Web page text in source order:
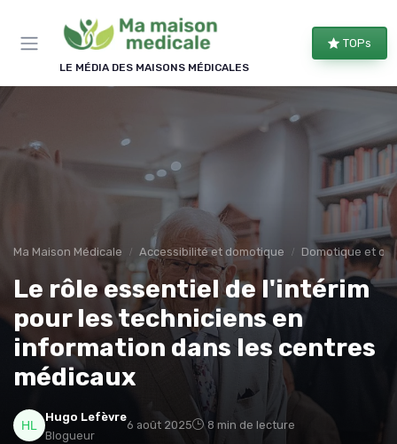
LE MÉDIA DES MAISONS MÉDICALES
TOPs
Ma Maison Médicale Accessibilité et domotique Domotique et
Le rôle essentiel de l'intérim
pour les techniciens en
information dans les centres
médicaux
Hugo Lefèvre
Blogueur
6 août 2025 8 min de lecture
→ Je rejoins le club